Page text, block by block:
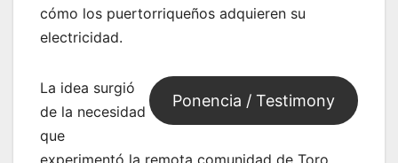
cómo los puertorriqueños adquieren su
electricidad.
Ponencia / Testimony
La idea surgió
de la necesidad
que